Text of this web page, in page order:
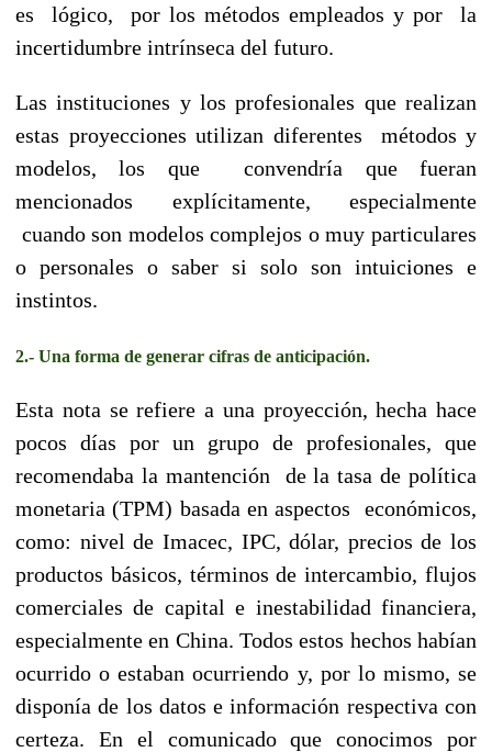
es lógico, por los métodos empleados y por la
incertidumbre intrínseca del futuro.
Las instituciones y los profesionales que realizan
estas proyecciones utilizan diferentes métodos y
modelos, los que convendría que fueran
mencionados explícitamente, especialmente
cuando son modelos complejos o muy particulares
o personales o saber si solo son intuiciones e
instintos.
2.- Una forma de generar cifras de anticipación.
Esta nota se refiere a una proyección, hecha hace
pocos días por un grupo de profesionales, que
recomendaba la mantención de la tasa de política
monetaria (TPM) basada en aspectos económicos,
como: nivel de Imacec, IPC, dólar, precios de los
productos básicos, términos de intercambio, flujos
comerciales de capital e inestabilidad financiera,
especialmente en China. Todos estos hechos habían
ocurrido o estaban ocurriendo y, por lo mismo, se
disponía de los datos e información respectiva con
certeza. En el comunicado que conocimos por